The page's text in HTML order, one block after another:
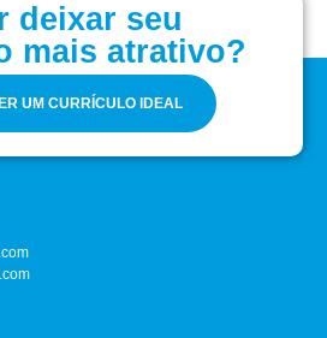
deixar seu
mais atrativo?
UM CURRÍCULO IDEAL